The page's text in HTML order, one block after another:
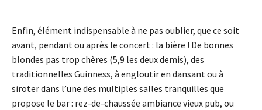
Enfin, élément indispensable à ne pas oublier, que ce soit
avant, pendant ou après le concert : la bière ! De bonnes
blondes pas trop chères (5,9 les deux demis), des
traditionnelles Guinness, à engloutir en dansant ou à
siroter dans l’une des multiples salles tranquilles que
propose le bar : rez-de-chaussée ambiance vieux pub, ou